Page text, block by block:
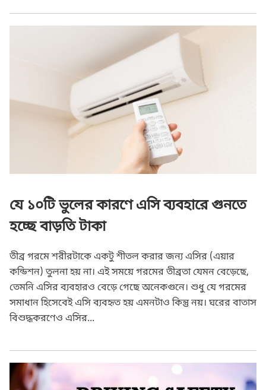
যে ১০টি ভুলের কারণে এসি ব্যবহারে গুনতে
হচ্ছে বাড়তি টাকা
তীব্র গরমে শরীরটাকে একটু শীতল করার জন্য এসির (এয়ার
কন্ডিশন) তুলনা হয় না। এই সময়ে গরমের তীব্রতা যেমন বেড়েছে,
তেমনি এসির ব্যবহারও বেড়ে গেছে অনেকগুনে। শুধু যে গরমের
সমাধান হিসেবেই এসি ব্যবহৃত হয় এমনটাও কিন্তু নয়। ঘরের বাতাস
বিশুদ্ধকরণেও এসির...